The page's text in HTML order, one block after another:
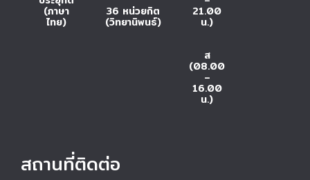
(ภาษา
ไทย)
36 หน่วยกิต
(วิทยานิพนธ์)
21.00
น.)
ส
(08.00
–
16.00
น.)
สถานที่ติดต่อ